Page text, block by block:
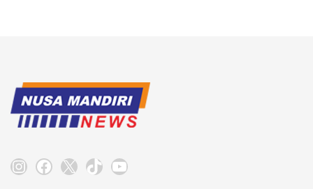
Instagram
Facebook
X TikTokYouTube